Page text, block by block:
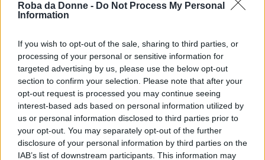
Roba da Donne - Do Not Process My Personal
Information
If you wish to opt-out of the sale, sharing to third parties, or
processing of your personal or sensitive information for
targeted advertising by us, please use the below opt-out
section to confirm your selection. Please note that after your
opt-out request is processed you may continue seeing
interest-based ads based on personal information utilized by
us or personal information disclosed to third parties prior to
your opt-out. You may separately opt-out of the further
disclosure of your personal information by third parties on the
IAB’s list of downstream participants. This information may
Le matite di Ekra
More Coffee for
Mom